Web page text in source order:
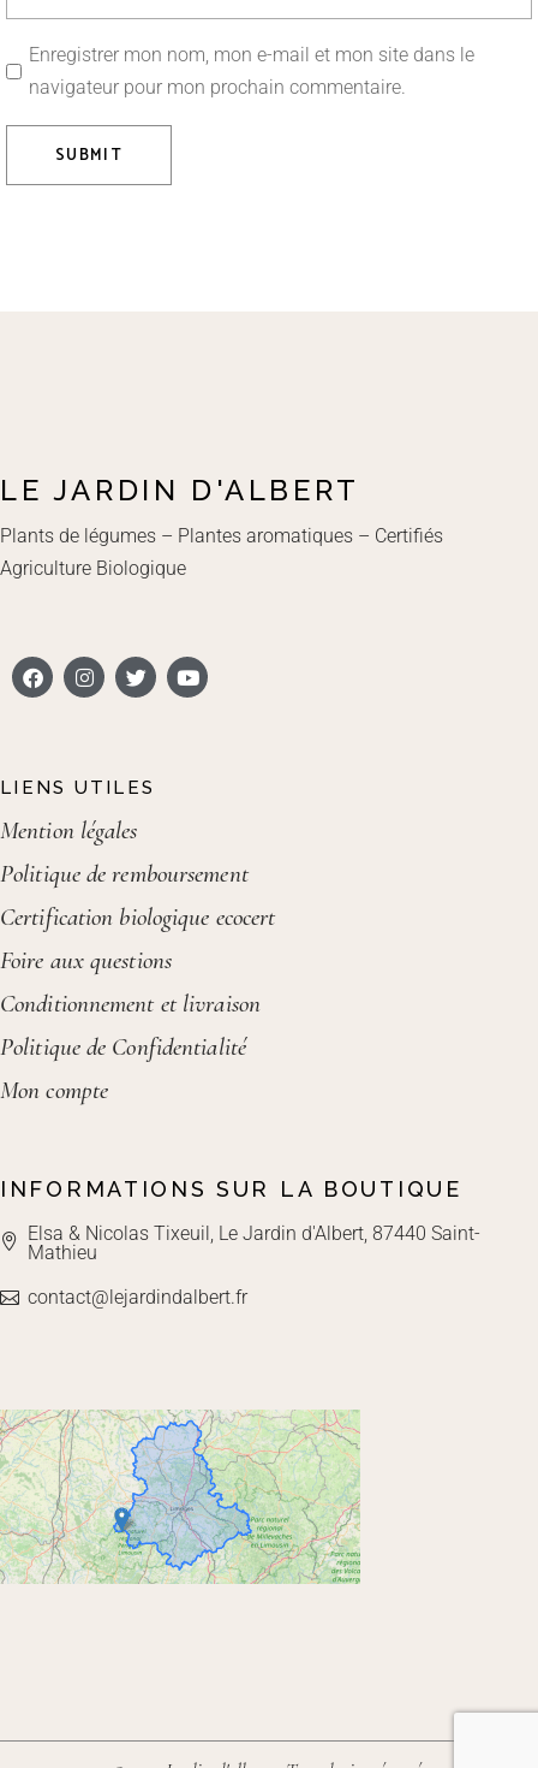
Enregistrer mon nom, mon e-mail et mon site dans le
navigateur pour mon prochain commentaire.
SUBMIT
LE JARDIN D'ALBERT
Plants de légumes – Plantes aromatiques – Certifiés
Agriculture Biologique
LIENS UTILES
Mention légales
Politique de remboursement
Certification biologique ecocert
Foire aux questions
Conditionnement et livraison
Politique de Confidentialité
Mon compte
INFORMATIONS SUR LA BOUTIQUE
Elsa & Nicolas Tixeuil, Le Jardin d'Albert, 87440 Saint-
Mathieu
contact@lejardindalbert.fr